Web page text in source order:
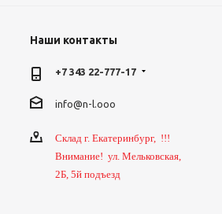
Наши контакты
+7 343 22-777-17
info@n-l.ooo
Склад г. Екатеринбург, !!!
Внимание! ул. Мельковская,
2Б, 5й подъезд